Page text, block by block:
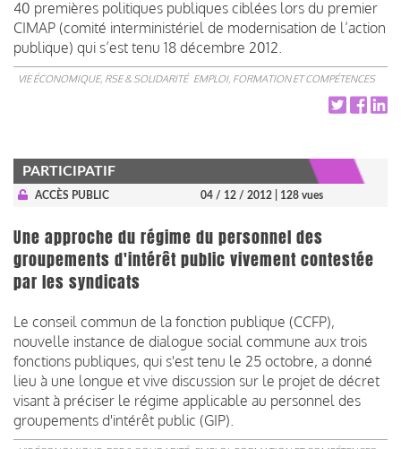
40 premières politiques publiques ciblées lors du premier
CIMAP (comité interministériel de modernisation de l’action
publique) qui s’est tenu 18 décembre 2012.
VIE ÉCONOMIQUE, RSE & SOLIDARITÉ EMPLOI, FORMATION ET COMPÉTENCES
PARTICIPATIF
ACCÈS PUBLIC 04 / 12 / 2012 | 128 vues
Une approche du régime du personnel des
groupements d'intérêt public vivement contestée
par les syndicats
Le conseil commun de la fonction publique (CCFP),
nouvelle instance de dialogue social commune aux trois
fonctions publiques, qui s'est tenu le 25 octobre, a donné
lieu à une longue et vive discussion sur le projet de décret
visant à préciser le régime applicable au personnel des
groupements d'intérêt public (GIP).